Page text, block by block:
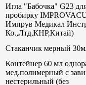
Игла "Бабочка" G23
пробирку
Импрув Медикал
Ко.,Лтд,КНР,Китай)
Стаканчик мерный
Контейнер 60 мл
мед.полимерный с
нестерильный (без